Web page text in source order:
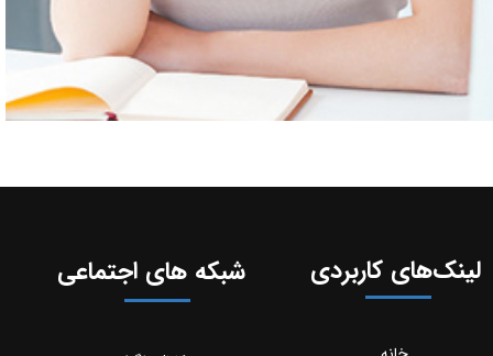
لینک‌های کاربردی شبکه های اجتماعی